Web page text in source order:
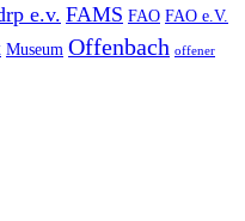
e.v. FAMS FAO FAO e.V.
Museum Offenbach offener